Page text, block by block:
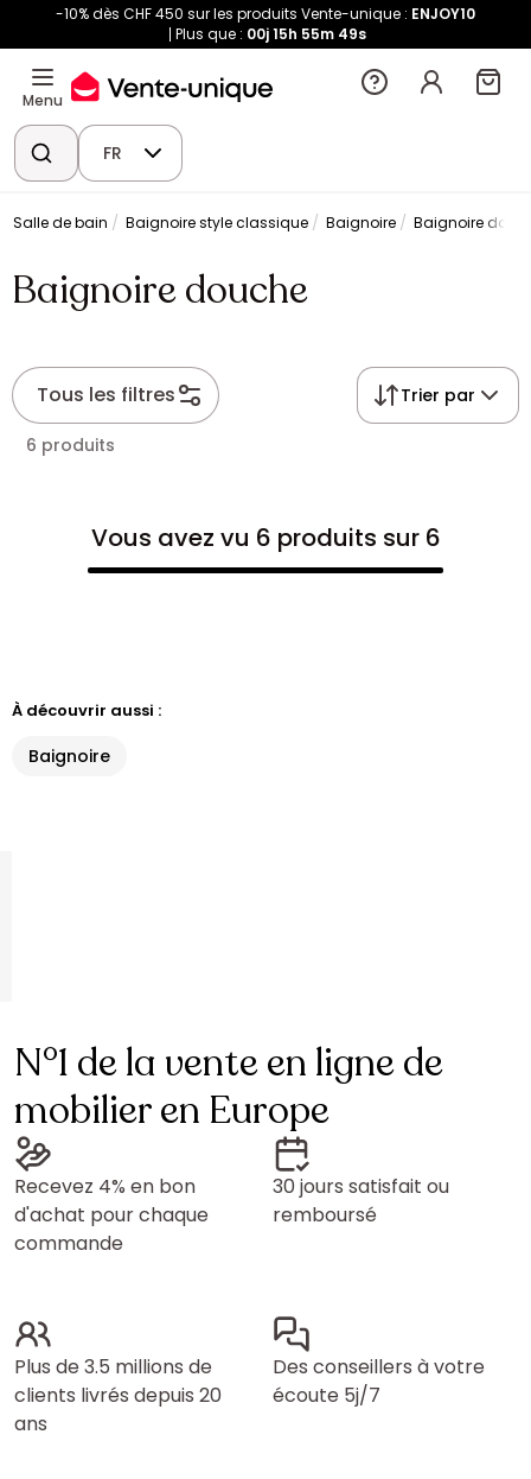
-10% dès CHF 450 sur les produits Vente-unique : ENJOY10
Plus que : 00j15h 55m 49s
Menu
FR
Salle de bain Baignoire style classique Baignoire Baignoire
Baignoire douche
Tous les filtres Trier par
6 produits
Vous avez vu 6 produits sur 6
À découvrir aussi :
Baignoire
N°1 de la vente en ligne de
mobilier en Europe
Recevez 4% en bon
d'achat pour chaque
commande
30 jours satisfait ou
remboursé
Plus de 3.5 millions de
clients livrés depuis 20
ans
Des conseillers à votre
écoute 5j/7